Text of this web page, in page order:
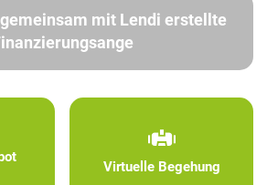
mit Lendi erstellte
Virtuelle Begehung